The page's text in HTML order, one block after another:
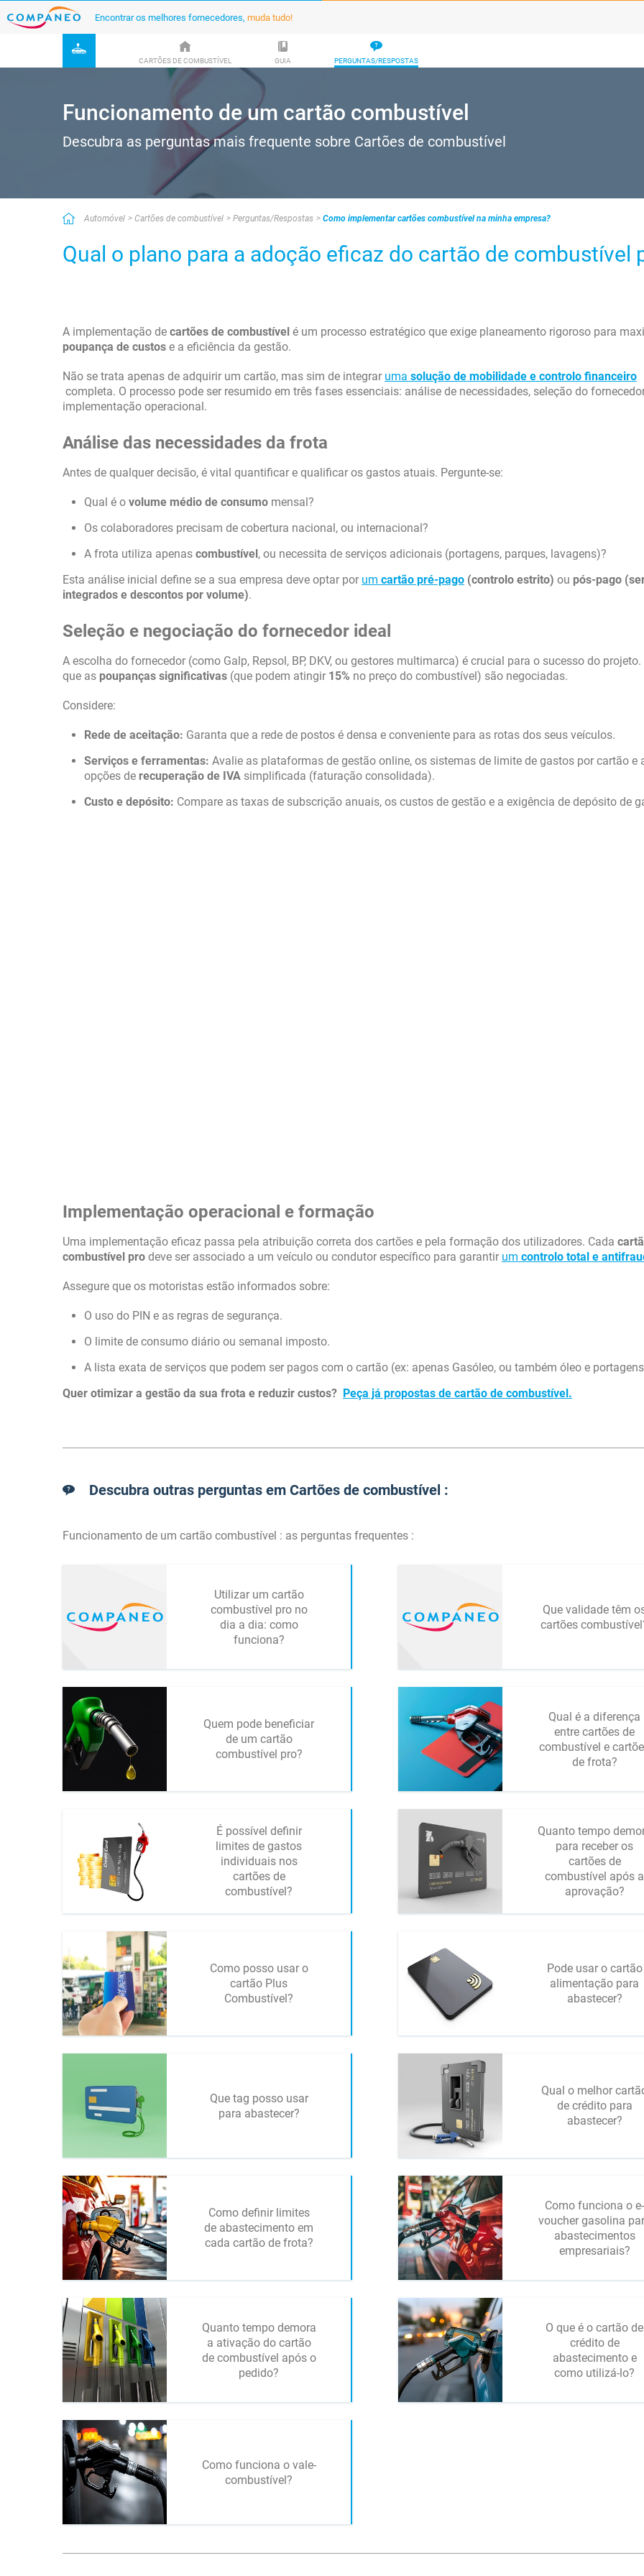
Encontrar os melhores fornecedores, muda tudo!
CARTÕES DE COMBUSTÍVEL GUIA PERGUNTAS/RESPOSTAS
Funcionamento de um cartão combustível
Descubra as perguntas mais frequente sobre Cartões de combustível
Automóvel Cartões de combustível Perguntas/Respostas Como implementar cartões combustível na minha empresa?
Qual o plano para a adoção eficaz do cartão de combustível
A implementação de cartões de combustível é um processo estratégico que exige planeamento rigoroso para
poupança de custos e a eficiência da gestão.
Não se trata apenas de adquirir um cartão, mas sim de integrar uma solução de mobilidade e controlo financeiro
completa. O processo pode ser resumido em três fases essenciais: análise de necessidades, seleção do
implementação operacional.
Análise das necessidades da frota
Antes de qualquer decisão, é vital quantificar e qualificar os gastos atuais. Pergunte-se:
Qual é o volume médio de consumo mensal?
Os colaboradores precisam de cobertura nacional, ou internacional?
A frota utiliza apenas combustível, ou necessita de serviços adicionais (portagens, parques, lavagens)?
Esta análise inicial define se a sua empresa deve optar por um cartão pré-pago (controlo estrito) ou pós-pago
integrados e descontos por volume).
Seleção e negociação do fornecedor ideal
A escolha do fornecedor (como Galp, Repsol, BP, DKV, ou gestores multimarca) é crucial para o sucesso do projeto.
que as poupanças significativas (que podem atingir 15% no preço do combustível) são negociadas.
Considere:
Rede de aceitação: Garanta que a rede de postos é densa e conveniente para as rotas dos seus veículos.
Serviços e ferramentas: Avalie as plataformas de gestão online, os sistemas de limite de gastos por cartão e
opções de recuperação de IVA simplificada (faturação consolidada).
Custo e depósito: Compare as taxas de subscrição anuais, os custos de gestão e a exigência de depósito de
Implementação operacional e formação
Uma implementação eficaz passa pela atribuição correta dos cartões e pela formação dos utilizadores. Cada
combustível pro deve ser associado a um veículo ou condutor específico para garantir um controlo total e
Assegure que os motoristas estão informados sobre:
O uso do PIN e as regras de segurança.
O limite de consumo diário ou semanal imposto.
A lista exata de serviços que podem ser pagos com o cartão (ex: apenas Gasóleo, ou também óleo e
Quer otimizar a gestão da sua frota e reduzir custos? Peça já propostas de cartão de combustível.
Descubra outras perguntas em Cartões de combustível :
Funcionamento de um cartão combustível : as perguntas frequentes :
Utilizar um cartão
combustível pro no
dia a dia: como
funciona?
Que validade têm
cartões
Quem pode beneficiar
de um cartão
combustível pro?
Qual é a diferença
entre cartões de
combustível e
de frota?
É possível definir
limites de gastos
individuais nos
cartões de
combustível?
Quanto tempo
para receber os
cartões de
combustível após a
aprovação?
Como posso usar o
cartão Plus
Combustível?
Pode usar o cartão
alimentação para
abastecer?
Que tag posso usar
para abastecer?
Qual o melhor
de crédito para
abastecer?
Como definir limites
de abastecimento em
cada cartão de frota?
Como funciona o e-
voucher gasolina
abastecimentos
empresariais?
Quanto tempo demora
a ativação do cartão
de combustível após o
pedido?
O que é o cartão de
crédito de
abastecimento e
como utilizá-lo?
Como funciona o vale-
combustível?